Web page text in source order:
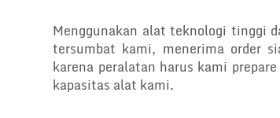
Menggunakan alat teknologi tinggi
tersumbat kami, menerima order
karena peralatan harus kami
kapasitas alat kami.